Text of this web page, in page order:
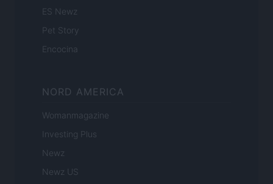
ES Newz
Pet Story
Encocina
NORD AMERICA
Womanmagazine
Investing Plus
Newz
Newz US